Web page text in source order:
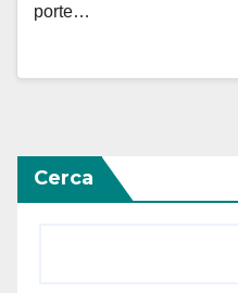
porte…
Cerca